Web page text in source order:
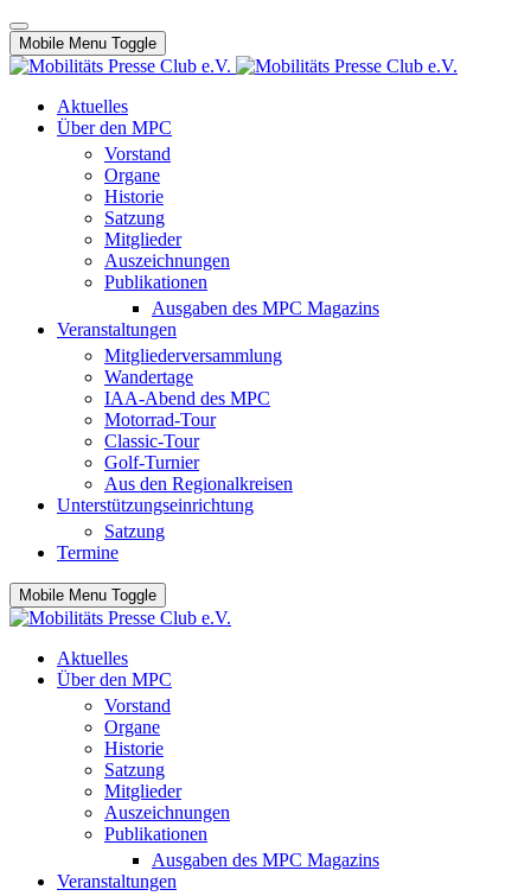
Mobile Menu Toggle
Aktuelles
Über den MPC
Vorstand
Organe
Historie
Satzung
Mitglieder
Auszeichnungen
Publikationen
Ausgaben des MPC Magazins
Veranstaltungen
Mitgliederversammlung
Wandertage
IAA-Abend des MPC
Motorrad-Tour
Classic-Tour
Golf-Turnier
Aus den Regionalkreisen
Unterstützungseinrichtung
Satzung
Termine
Mobile Menu Toggle
Aktuelles
Über den MPC
Vorstand
Organe
Historie
Satzung
Mitglieder
Auszeichnungen
Publikationen
Ausgaben des MPC Magazins
Veranstaltungen